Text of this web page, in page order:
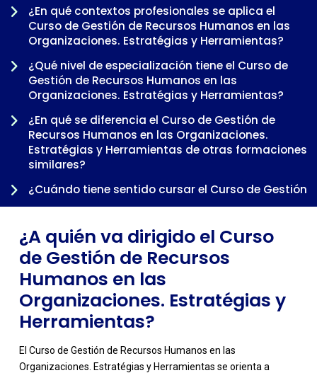
¿En qué contextos profesionales se aplica el
Curso de Gestión de Recursos Humanos en las
Organizaciones. Estratégias y Herramientas?
¿Qué nivel de especialización tiene el Curso de
Gestión de Recursos Humanos en las
Organizaciones. Estratégias y Herramientas?
¿En qué se diferencia el Curso de Gestión de
Recursos Humanos en las Organizaciones.
Estratégias y Herramientas de otras formaciones
similares?
¿Cuándo tiene sentido cursar el Curso de Gestión
de Recursos Humanos en las Organizaciones.
trayectoria profesional?
¿A quién va dirigido el Curso
de Gestión de Recursos
Humanos en las
Organizaciones. Estratégias y
Herramientas?
El Curso de Gestión de Recursos Humanos en las
Organizaciones. Estratégias y Herramientas se orienta a